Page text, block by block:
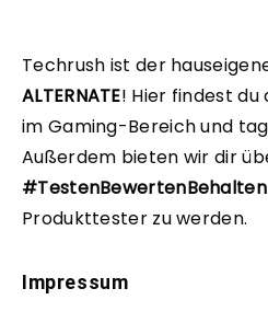
Techrush ist der
ALTERNATE! Hier findest du
im Gaming-Bereich und
Außerdem bieten wir dir
#TestenBewertenBehalten
Produkttester zu werden.
Impressum